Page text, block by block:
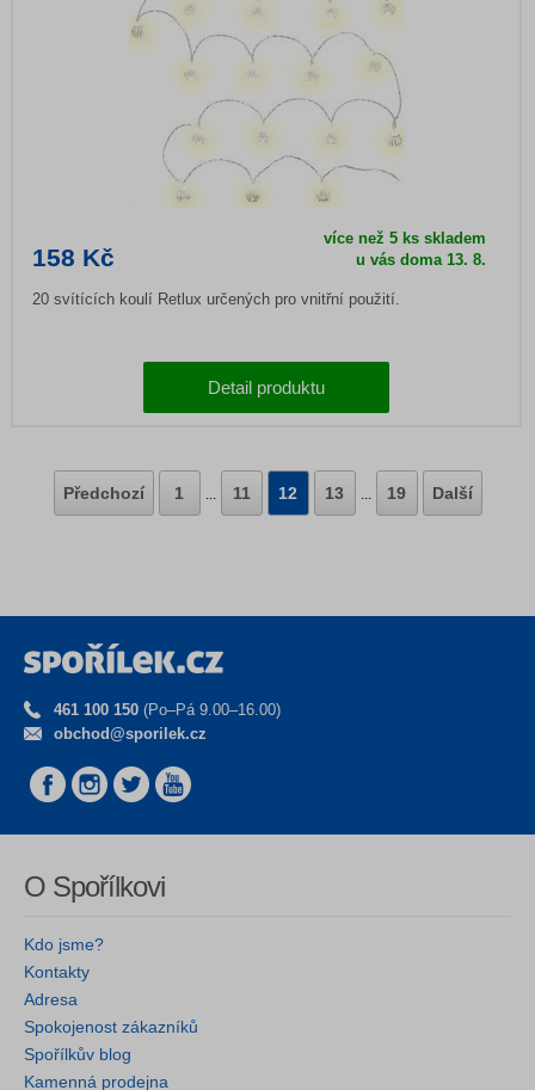
158 Kč
více než 5 ks skladem
u vás doma 13. 8.
20 svítících koulí Retlux určených pro vnitřní použití.
Detail produktu
Předchozí 1 ... 11 12 13 ... 19 Další
461 100 150 (Po–Pá 9.00–16.00)
obchod@sporilek.cz
O Spořílkovi
Kdo jsme?
Kontakty
Adresa
Spokojenost zákazníků
Spořílkův blog
Kamenná prodejna